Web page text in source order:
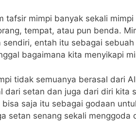
tafsir mimpi banyak sekali
tempat, atau pun benda.
sendiri, entah itu sebagai
bagaimana kita menyikapi
tidak semuanya berasal dari
dari setan dan juga dari diri kita
saja itu sebagai godaan
setan senang sekali menggoda